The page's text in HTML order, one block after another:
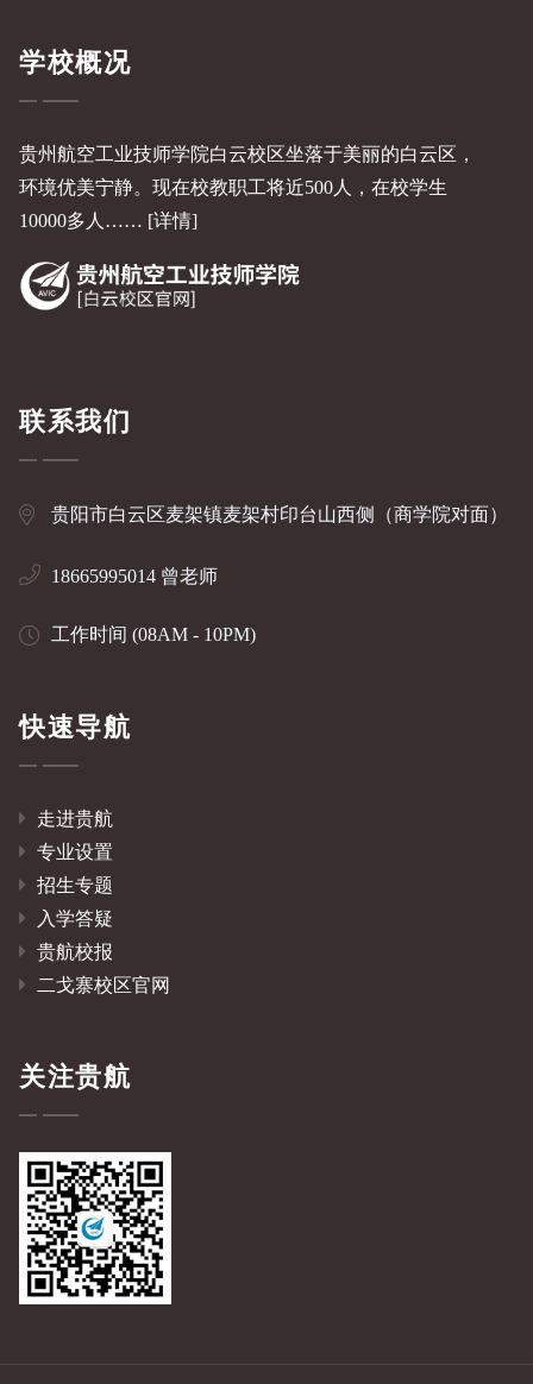
学校概况
贵州航空工业技师学院白云校区坐落于美丽的白云区，
环境优美宁静。现在校教职工将近500人，在校学生
10000多人…… [详情]
联系我们
贵阳市白云区麦架镇麦架村印台山西侧（商学院对面）
18665995014 曾老师
工作时间 (08AM - 10PM)
快速导航
走进贵航
专业设置
招生专题
入学答疑
贵航校报
二戈寨校区官网
关注贵航